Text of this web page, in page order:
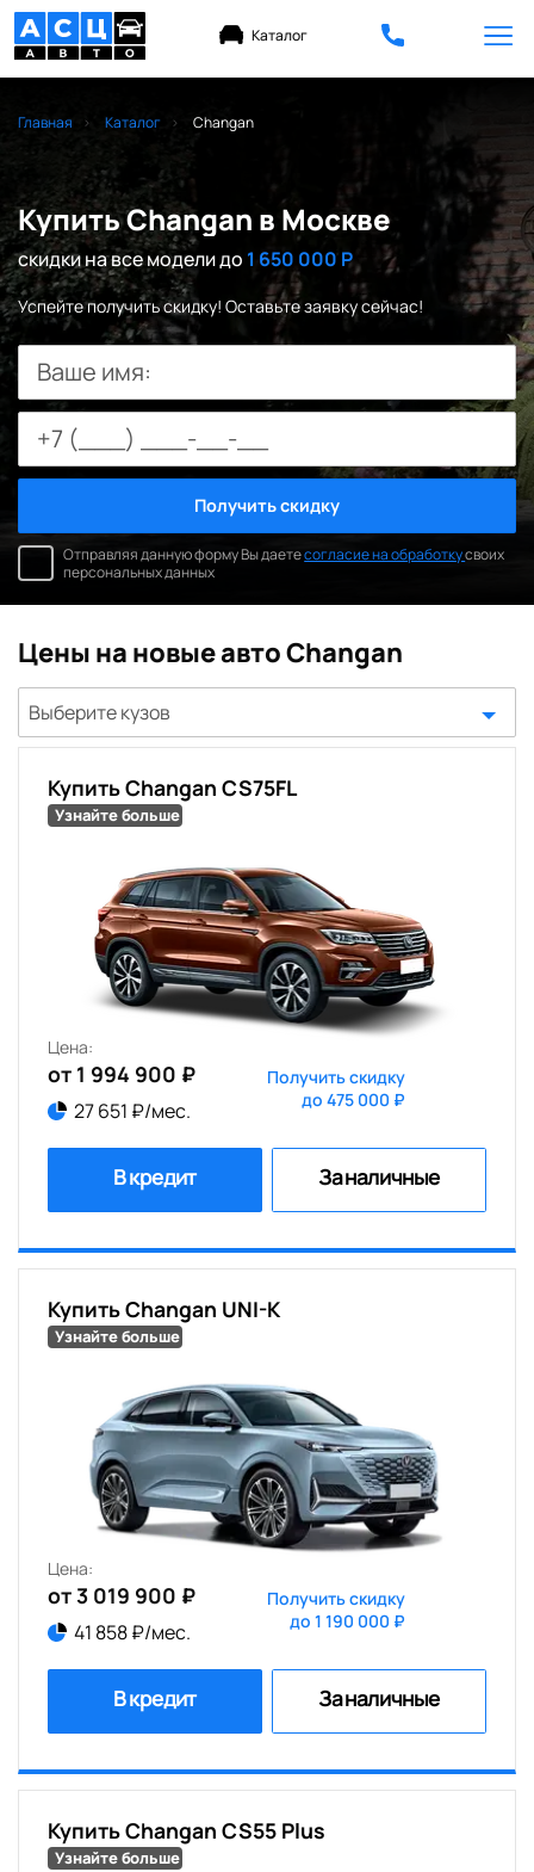
Каталог
Главная Каталог Changan
Купить Changan в Москве
скидки на все модели до 1 650 000 Р
Успейте получить скидку! Оставьте заявку сейчас!
Ваше имя:
Получить скидку
Отправляя данную форму Вы даетесогласие на обработкусвоих
персональных данных
Цены на новые авто Changan
Выберите кузов
Купить Changan CS75FL
Узнайте больше
Цена:
от 1 994 900 ₽
27 651 ₽/мес.
Получить скидку
до 475 000 ₽
В кредит За наличные
Купить Changan UNI-K
Узнайте больше
Цена:
от 3 019 900 ₽
41 858 ₽/мес.
Получить скидку
до 1 190 000 ₽
В кредит За наличные
Купить Changan CS55 Plus
Узнайте больше